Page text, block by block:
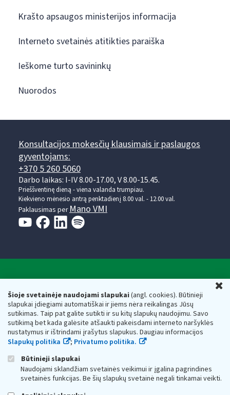
Šioje svetainėje naudojami slapukai(angl. cookies). Būtinieji
slapukai įdiegiami automatiškai ir jiems nėra reikalingas Jūsų
sutikimas. Taip pat galite sutikti ir su kitų slapukų naudojimu. Savo
sutikimą bet kada galėsite atšaukti pakeisdami interneto naršyklės
nustatymus ir ištrindami įrašytus slapukus. Daugiau informacijos
Slapukų politika
; Privatumo politika.
Būtinieji slapukai
Naudojami sklandžiam svetainės veikimui ir įgalina pagrindines
svetainės funkcijas. Be šių slapukų svetainė negali tinkamai veikti.
Krašto apsaugos ministerijos informacija
Interneto svetainės atitikties paraiška
Ieškome turto savininkų
Nuorodos
Konsultacijos mokesčių klausimais ir paslaugos
gyventojams:
+370 5 260 5060
Darbo laikas: I-IV 8.00-17.00, V 8.00-15.45.
Prieššventinę dieną - viena valanda trumpiau.
Kiekvieno mėnesio antrą penktadienį 8.00 val. - 12.00 val.
Paklausimas perMano VMI
Valstybinė mokesčių inspekcija prie Lietuvos
Respublikos finansų ministerijos
Biudžetinė įstaiga. Juridinio asmens kodas — 188659752,
adresas: Vasario 16-osios g. 14, 01107 Vilnius, Lietuva, el.paštas:
vmi@vmi.lt , E. pristatymo dėžutės adresas 188659752
Duomenys apie Valstybinę mokesčių inspekciją prie Lietuvos
Respublikos finansų ministerijos kaupiami ir saugomi Juridinių